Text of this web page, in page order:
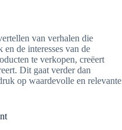
van verhalen die
de interesses van de
te verkopen, creëert
Dit gaat verder dan
op waardevolle en relevante